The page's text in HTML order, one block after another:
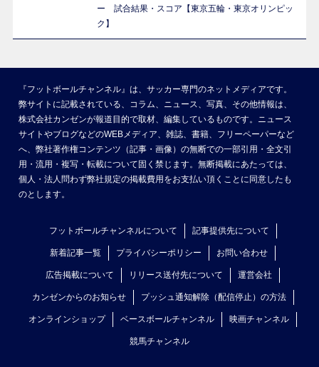
ー 試合結果・スコア【東京五輪・東京オリンピッ
ク】
『フットボールチャンネル』は、サッカー専門のネットメディアです。
弊サイトに記載されている、コラム、ニュース、写真、その他情報は、
株式会社カンゼンが報道目的で取材、編集しているものです。ニュース
サイトやブログなどのWEBメディア、雑誌、書籍、フリーペーパーなど
へ、弊社著作権コンテンツ（記事・画像）の無断での一部引用・全文引
用・流用・複写・転載について固く禁じます。無断掲載にあたっては、
個人・法人問わず弊社規定の掲載費用をお支払い頂くことに同意したも
のとします。
フットボールチャンネルについて 記事提供先について
新着記事一覧 プライバシーポリシー お問い合わせ
広告掲載について リリース送付先について 運営会社
カンゼンからのお知らせ プッシュ通知解除（配信停止）の方法
オンラインショップ ベースボールチャンネル 映画チャンネル
競馬チャンネル